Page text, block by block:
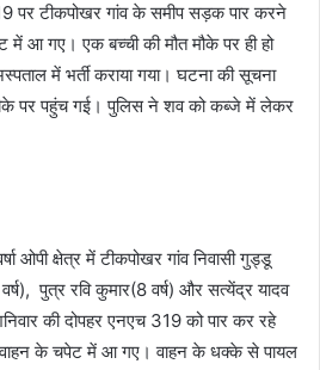
पर टीकपोखर गांव के समीप सड़क पार करने
में आ गए। एक बच्ची की मौत मौके पर ही हो
में भर्ती कराया गया। घटना की सूचना
पर पहुंच गई। पुलिस ने शव को कब्जे में लेकर
ओपी क्षेत्र में टीकपोखर गांव निवासी गुड्डू
पुत्र रवि कुमार(8 वर्ष) और सत्येंद्र यादव
की दोपहर एनएच 319 को पार कर रहे
वाहन के चपेट में आ गए। वाहन के धक्के से पायल